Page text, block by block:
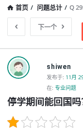
首页 / 问题总计 / Q
下一个
shiwen
发布于: 11月
在: 专业问题
停学期间能回国吗